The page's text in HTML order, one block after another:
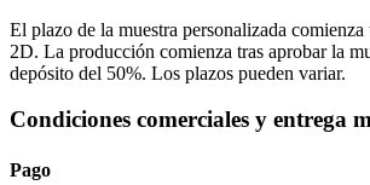
El plazo de la muestra personalizada comienza
2D. La producción comienza tras aprobar la
depósito del 50%. Los plazos pueden variar.
Condiciones comerciales y entrega
Pago